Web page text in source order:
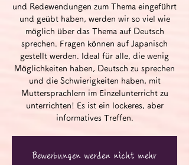
und Redewendungen zum Thema eingeführt
und geübt haben, werden wir so viel wie
möglich über das Thema auf Deutsch
sprechen. Fragen können auf Japanisch
gestellt werden. Ideal für alle, die wenig
Möglichkeiten haben, Deutsch zu sprechen
und die Schwierigkeiten haben, mit
Muttersprachlern im Einzelunterricht zu
unterrichten! Es ist ein lockeres, aber
informatives Treffen.
Bewerbungen werden nicht mehr